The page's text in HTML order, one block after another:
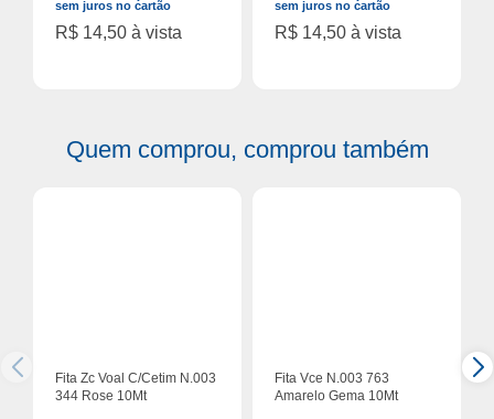
sem juros no cartão
R$ 14,50 à vista
sem juros no cartão
R$ 14,50 à vista
Quem comprou, comprou também
Fita Zc Voal C/Cetim N.003
344 Rose 10Mt
Fita Vce N.003 763
Amarelo Gema 10Mt